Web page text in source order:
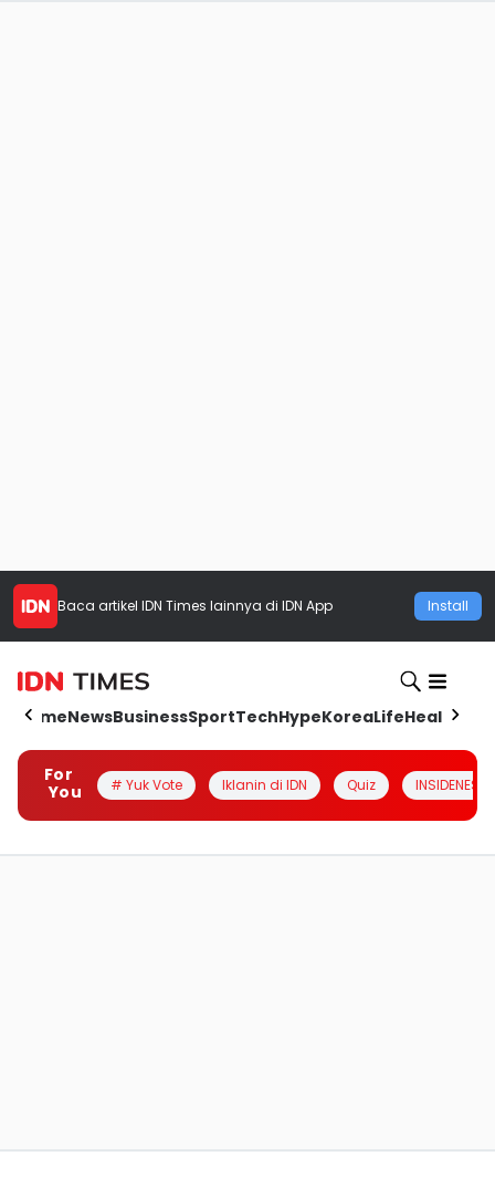
Baca artikel IDN Times lainnya di IDN App Install
HomeNewsBusinessSportTechHypeKoreaLifeHealth
For
You
# Yuk Vote Iklanin di IDN Quiz INSIDENESIA